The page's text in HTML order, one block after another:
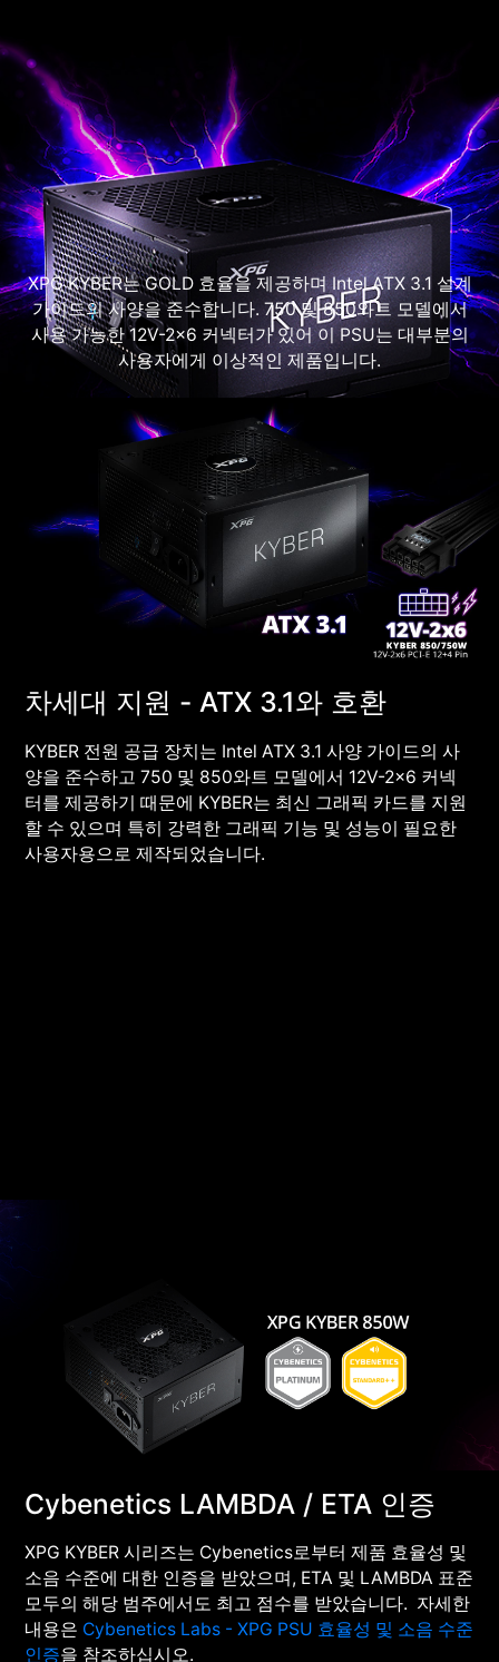
XPG KYBER는 GOLD 효율을 제공하며 Intel ATX 3.1 설계
가이드의 사양을 준수합니다. 750 및 850와트 모델에서
사용 가능한 12V-2x6 커넥터가 있어 이 PSU는 대부분의
사용자에게 이상적인 제품입니다.
차세대 지원 - ATX 3.1와 호환
KYBER 전원 공급 장치는 Intel ATX 3.1 사양 가이드의 사
양을 준수하고 750 및 850와트 모델에서 12V-2x6 커넥
터를 제공하기 때문에 KYBER는 최신 그래픽 카드를 지원
할 수 있으며 특히 강력한 그래픽 기능 및 성능이 필요한
사용자용으로 제작되었습니다.
Cybenetics LAMBDA / ETA 인증
XPG KYBER 시리즈는 Cybenetics로부터 제품 효율성 및
소음 수준에 대한 인증을 받았으며, ETA 및 LAMBDA 표준
모두의 해당 범주에서도 최고 점수를 받았습니다. 자세한
내용은 Cybenetics Labs - XPG PSU 효율성 및 소음 수준
인증을 참조하십시오.